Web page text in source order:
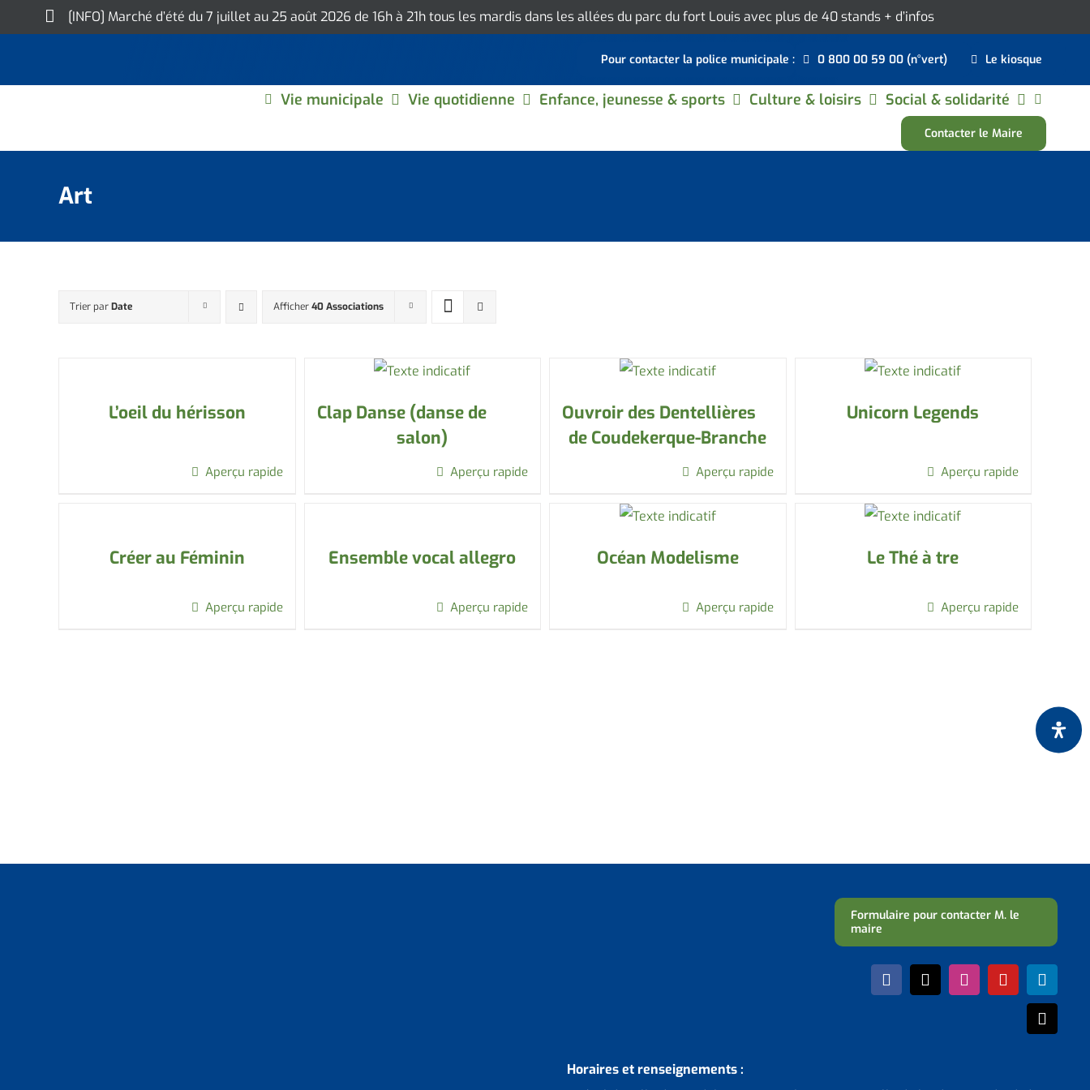
to
[INFO] Marché d’été du 7 juillet au 25 août 2026 de 16h à 21h tous les mardis dans les allées du parc du fort Louis avec plus de 40 stands + d’infos
Pour contacter la police municipale : 0 800 00 59 00 (n°vert) Le kiosque
Vie municipale Vie quotidienne Enfance, jeunesse & sports Culture & loisirs Social & solidarité
Contacter le Maire
Art
Trier parDate Afficher40 Associations
L’oeil du hérisson
Aperçu rapide
Clap Danse (danse de
salon)
Aperçu rapide
Ouvroir des Dentellières
de Coudekerque-Branche
Aperçu rapide
Unicorn Legends
Aperçu rapide
Créer au Féminin
Aperçu rapide
Ensemble vocal allegro
Aperçu rapide
Océan Modelisme
Aperçu rapide
Le Thé à tre
Aperçu rapide
Formulaire pour contacter M. le
maire
Horaires et renseignements :